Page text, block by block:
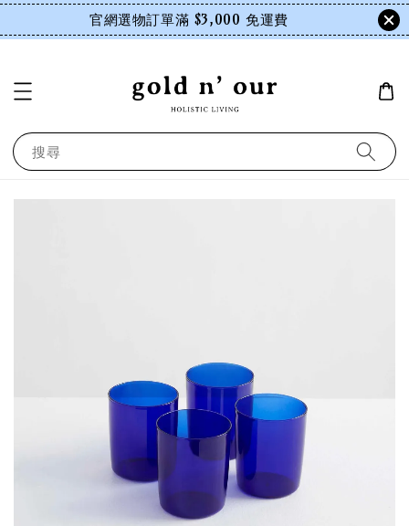
官網選物訂單滿 $3,000 免運費
搜尋